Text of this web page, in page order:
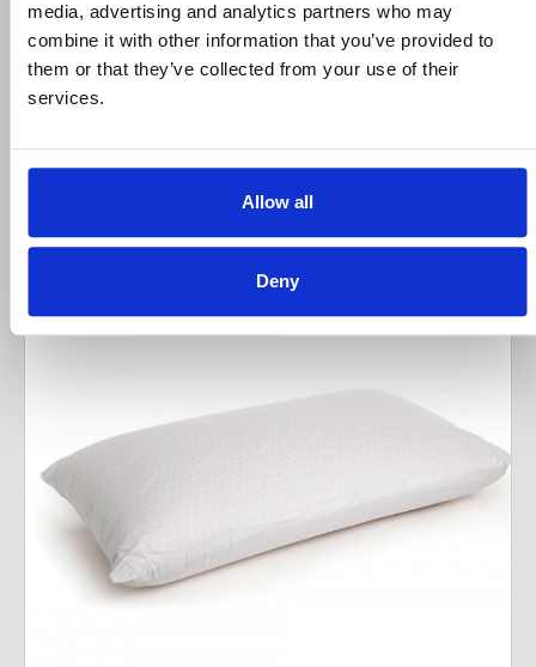
media, advertising and analytics partners who may
combine it with other information that you’ve provided to
them or that they’ve collected from your use of their
services.
Allow all
Deny
Deluxe Firm
98,00 €